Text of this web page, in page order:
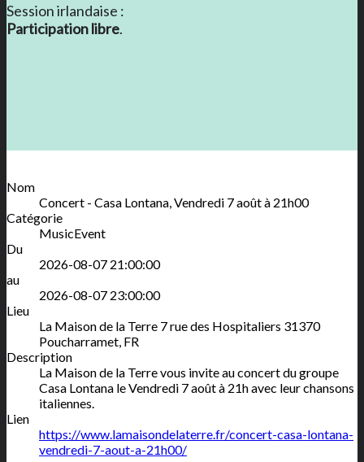
Session irlandaise :
Participation libre.
Nom
Concert - Casa Lontana, Vendredi 7 août à 21h00
Catégorie
MusicEvent
Du
2026-08-07 21:00:00
au
2026-08-07 23:00:00
Lieu
La Maison de la Terre 7 rue des Hospitaliers 31370
Poucharramet, FR
Description
La Maison de la Terre vous invite au concert du groupe
Casa Lontana le Vendredi 7 août à 21h avec leur chansons
italiennes.
Lien
https://www.lamaisondelaterre.fr/concert-casa-lontana-
vendredi-7-aout-a-21h00/